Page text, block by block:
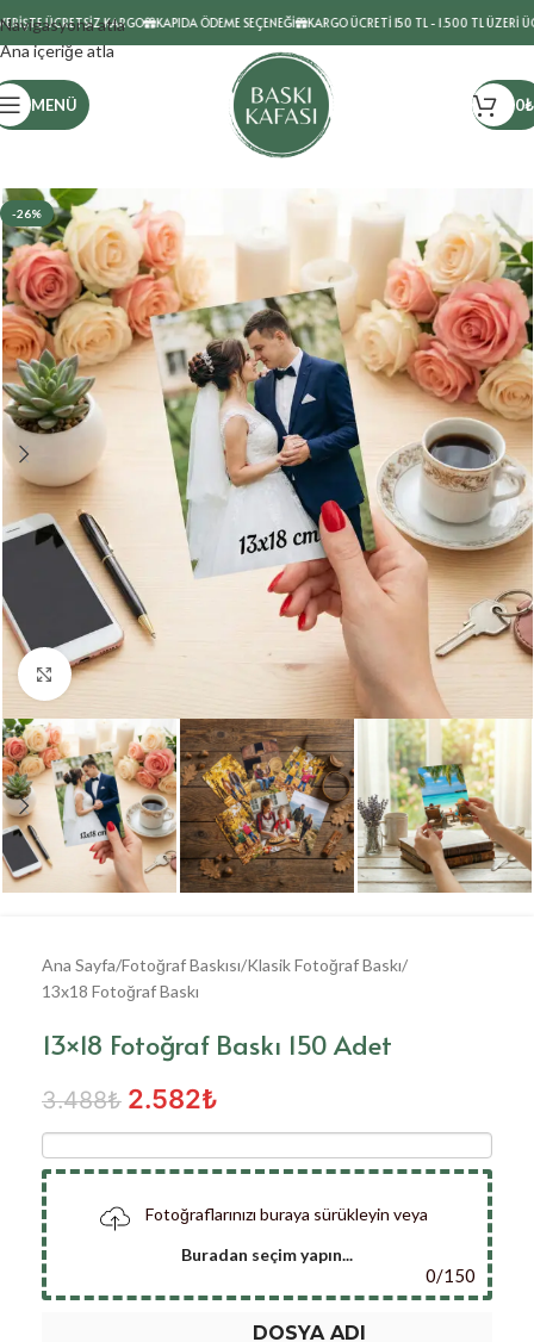
Navigasyona atla
Ana içeriğe atla
ÜCRETSİZ KARGO KAPIDA ÖDEME SEÇENEĞİ KARGO ÜCRETİ 150 TL - 1.500 TL ÜZERİ
MENÜ 0₺
-26%
Büyütmek için tıklayın
Ana Sayfa/Fotoğraf Baskısı/Klasik Fotoğraf Baskı/
13x18 Fotoğraf Baskı
13×18 Fotoğraf Baskı 150 Adet
3.488₺ 2.582₺
Fotoğraflarınızı buraya sürükleyin veya
Buradan seçim yapın...
0/150
DOSYA ADI